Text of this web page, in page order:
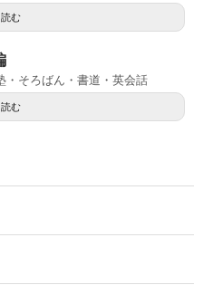
む
・そろばん・書道・英会話
む